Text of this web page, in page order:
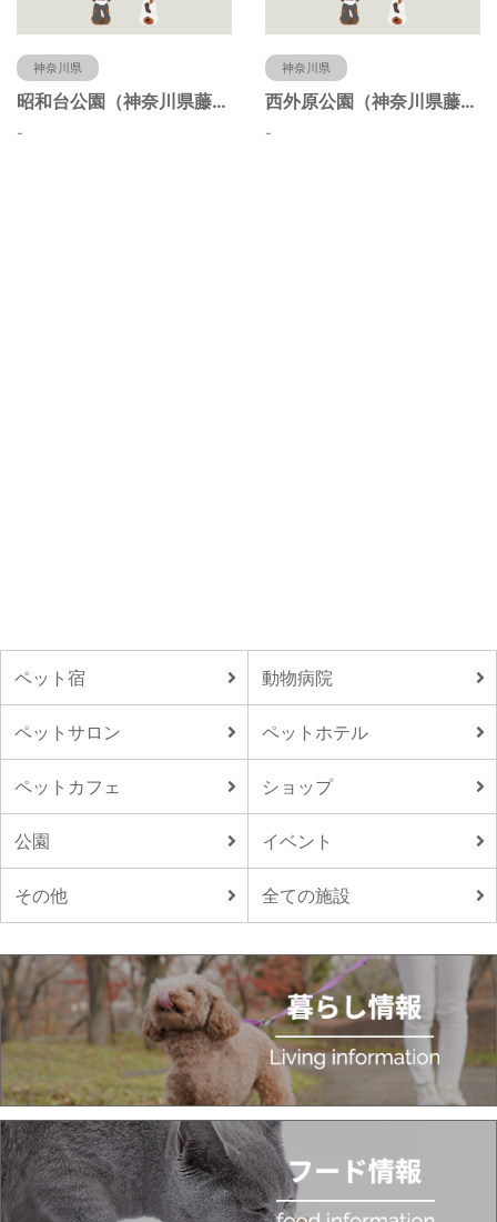
神奈川県
昭和台公園（神奈川県藤沢市）
-
神奈川県
西外原公園（神奈川県藤沢市）
-
ペット宿 動物病院
ペットサロン ペットホテル
ペットカフェ ショップ
公園 イベント
その他 全ての施設